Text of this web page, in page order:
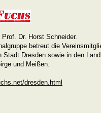
Dr. Horst Schneider.
betreut die
Stadt Dresden sowie in den
und Meißen.
dresden.html